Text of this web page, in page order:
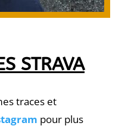
STRAVA
traces et
pour plus